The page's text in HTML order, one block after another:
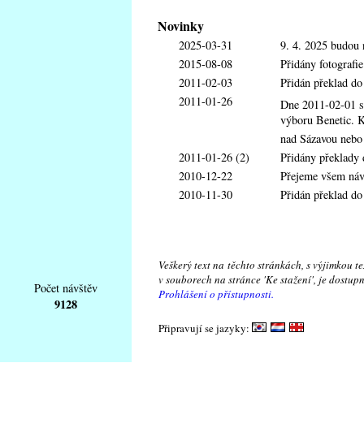
Novinky
2025-03-31
9. 4. 2025 budou
2015-08-08
Přidány
2011-02-03
Přidán překlad
2011-01-26
Dne 2011-02-01
výboru Benetic.
nad Sázavou
2011-01-26 (2)
Přidány
2010-12-22
Přejeme všem
2010-11-30
Přidán překlad
Počet návštěv
9128
Veškerý text na těchto stránkách, s výjimkou
v souborech na stránce 'Ke stažení', je
Prohlášení o přístupnosti.
Připravují se jazyky: